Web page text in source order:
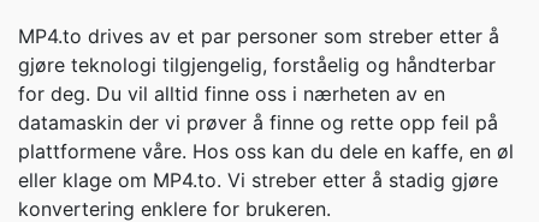
MP4.to drives av et par personer som streber etter å
gjøre teknologi tilgjengelig, forståelig og håndterbar
for deg. Du vil alltid finne oss i nærheten av en
datamaskin der vi prøver å finne og rette opp feil på
plattformene våre. Hos oss kan du dele en kaffe, en øl
eller klage om MP4.to. Vi streber etter å stadig gjøre
konvertering enklere for brukeren.